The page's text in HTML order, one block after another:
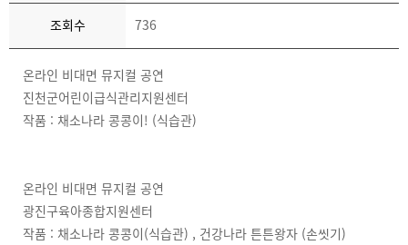
조회수 736
온라인 비대면 뮤지컬 공연
진천군어린이급식관리지원센터
작품 : 채소나라 콩콩이! (식습관)
온라인 비대면 뮤지컬 공연
광진구육아종합지원센터
작품 : 채소나라 콩콩이 (식습관) , 건강나라 튼튼왕자 (손씻기)